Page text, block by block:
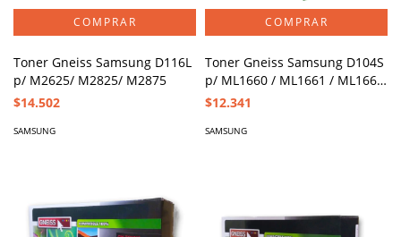
Toner Gneiss Samsung D116L
p/ M2625/ M2825/ M2875
$14.502
SAMSUNG
Toner Gneiss Samsung D104S
p/ ML1660 / ML1661 / ML1665
/ ML-1666
$12.341
SAMSUNG